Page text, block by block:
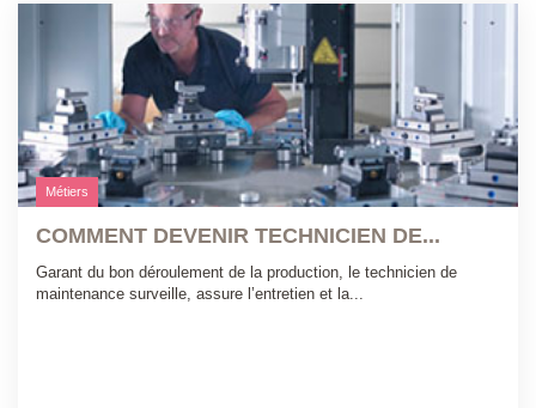
Métiers
COMMENT DEVENIR TECHNICIEN DE...
Garant du bon déroulement de la production, le technicien de
maintenance surveille, assure l’entretien et la...